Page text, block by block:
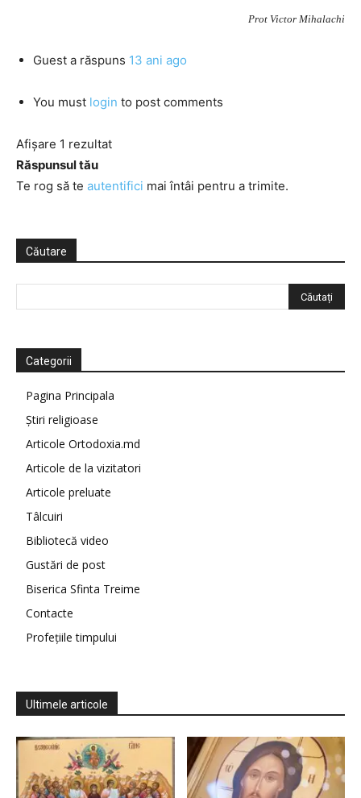
Prot Victor Mihalachi
Guest a răspuns 13 ani ago
You must login to post comments
Afișare 1 rezultat
Răspunsul tău
Te rog să te autentifici mai întâi pentru a trimite.
Căutare
Categorii
Pagina Principala
Știri religioase
Articole Ortodoxia.md
Articole de la vizitatori
Articole preluate
Tâlcuiri
Bibliotecă video
Gustări de post
Biserica Sfinta Treime
Contacte
Profețiile timpului
Ultimele articole